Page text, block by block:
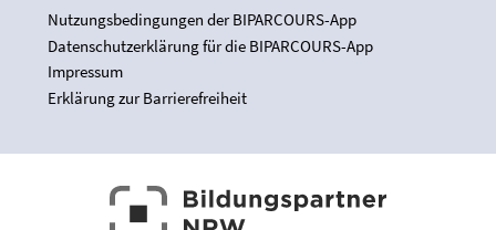
Nutzungsbedingungen der BIPARCOURS-App
Datenschutzerklärung für die BIPARCOURS-App
Impressum
Erklärung zur Barrierefreiheit